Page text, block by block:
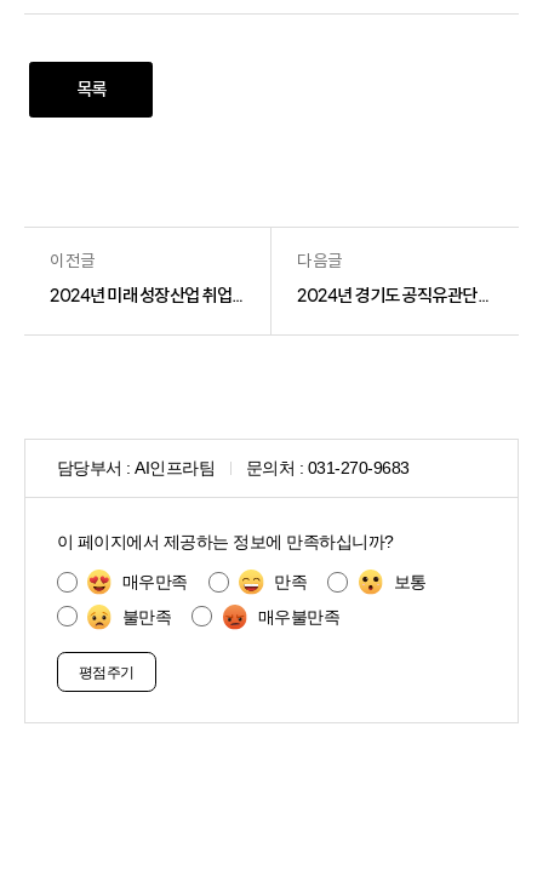
목록
이전글
2024년 미래 성장산업 취업전환 사업 교육생 개인정보의 제3자 제공 공고
다음글
2024년 경기도 공직유관단체 종합청렴도 측정대상자(경기도일자리재단) 개인정보의 제3자 제공 공고
담당부서 : AI인프라팀 문의처 : 031-270-9683
이 페이지에서 제공하는 정보에 만족하십니까?
매우만족 만족
보통
불만족
매우불만족